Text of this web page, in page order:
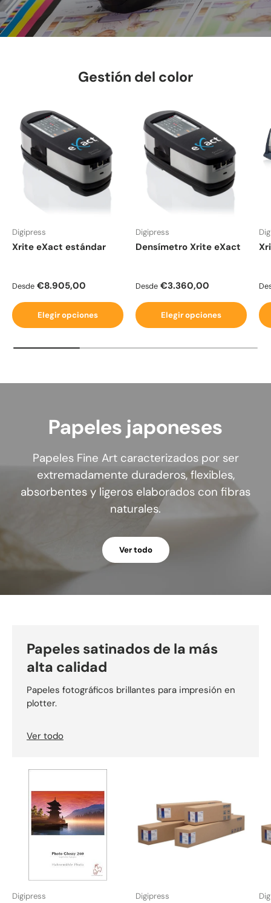
Gestión del color
Digipress
Xrite eXact estándar
Precio normal
Desde €8.905,00
Elegir opciones
Digipress
Densímetro Xrite eXact
Precio normal
Desde €3.360,00
Elegir opciones
Papeles japoneses
Papeles Fine Art caracterizados por ser
extremadamente duraderos, flexibles,
absorbentes y ligeros elaborados con fibras
naturales.
Ver todo
Papeles satinados de la más
alta calidad
Papeles fotográficos brillantes para impresión en
plotter.
Ver todo
Digipress Digipress